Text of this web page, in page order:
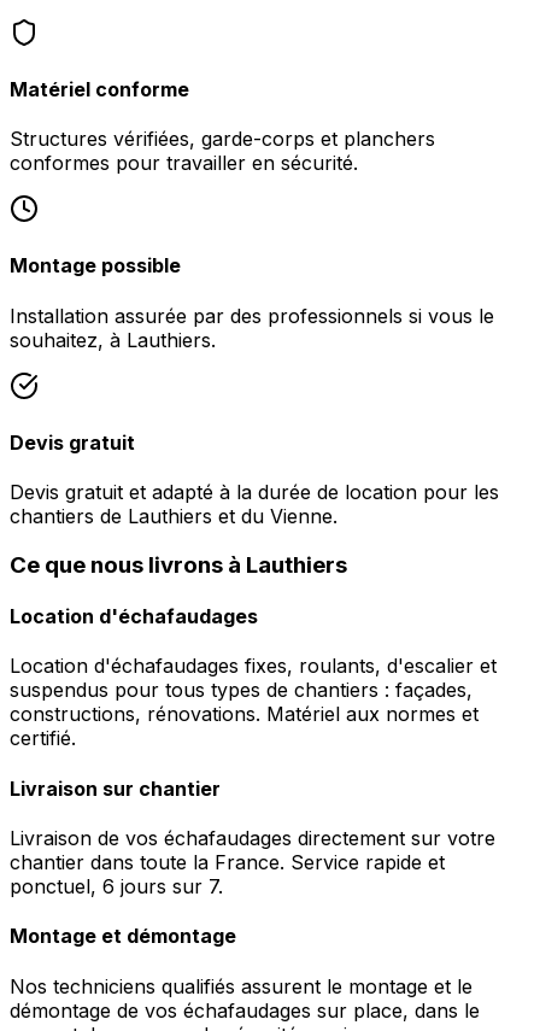
Matériel conforme
Structures vérifiées, garde-corps et planchers
conformes pour travailler en sécurité.
Montage possible
Installation assurée par des professionnels si vous le
souhaitez, à Lauthiers.
Devis gratuit
Devis gratuit et adapté à la durée de location pour les
chantiers de Lauthiers et du Vienne.
Ce que nous livrons à Lauthiers
Location d'échafaudages
Location d'échafaudages fixes, roulants, d'escalier et
suspendus pour tous types de chantiers : façades,
constructions, rénovations. Matériel aux normes et
certifié.
Livraison sur chantier
Livraison de vos échafaudages directement sur votre
chantier dans toute la France. Service rapide et
ponctuel, 6 jours sur 7.
Montage et démontage
Nos techniciens qualifiés assurent le montage et le
démontage de vos échafaudages sur place, dans le